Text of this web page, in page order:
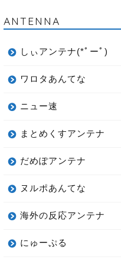
ANTENNA
しぃアンテナ(*ﾟーﾟ)
ワロタあんてな
ニュー速
まとめくすアンテナ
だめぽアンテナ
ヌルポあんてな
海外の反応アンテナ
にゅーぷる